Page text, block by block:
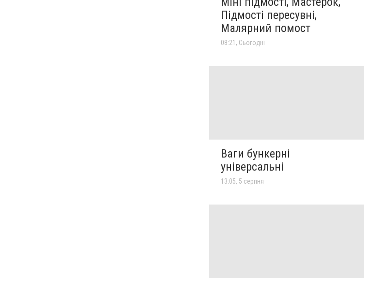
Підмості пересувні,
Малярний помост
08:21, Сьогодні
Ваги бункерні
універсальні
13:05, 5 серпня